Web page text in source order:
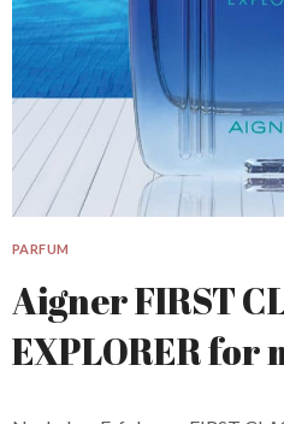
PARFUM
Aigner FIRST
EXPLORER for